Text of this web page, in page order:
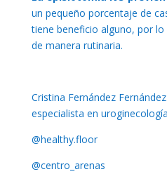
un pequeño porcentaje de
tiene beneficio alguno, por
de manera rutinaria.
Cristina Fernández
especialista en
@healthy.floor
@centro_arenas